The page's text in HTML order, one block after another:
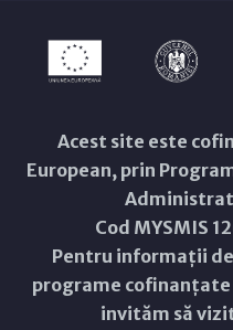
Acest site este
European, prin
Cod MYSMIS
Pentru informații
programe cofinanțate
invităm să